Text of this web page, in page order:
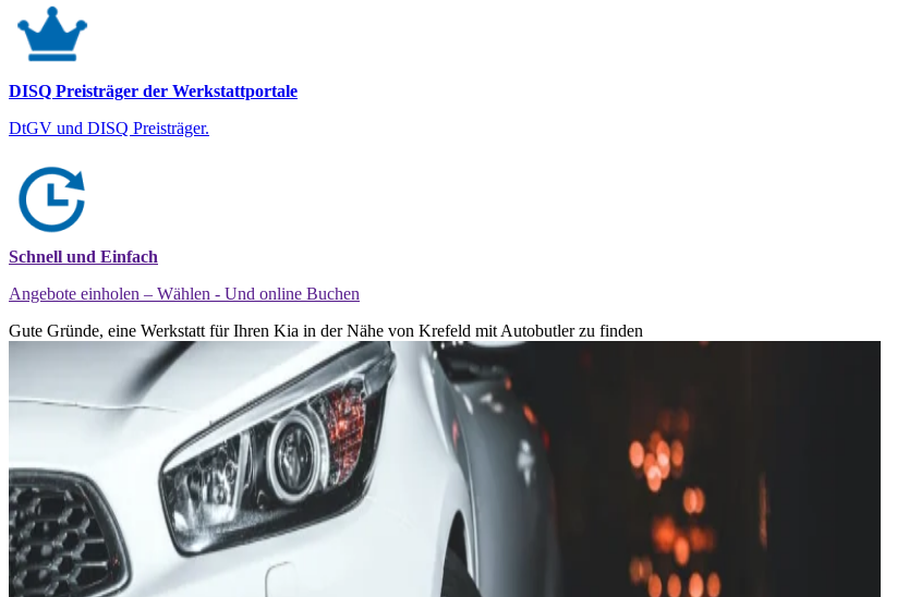
DISQ Preisträger der Werkstattportale
DtGV und DISQ Preisträger.
Schnell und Einfach
Angebote einholen – Wählen - Und online Buchen
Gute Gründe, eine Werkstatt für Ihren Kia in der Nähe von Krefeld mit Autobutler zu finden